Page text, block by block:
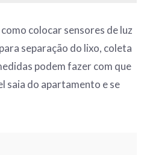
colocar sensores de luz
separação do lixo, coleta
podem fazer com que
saia do apartamento e se